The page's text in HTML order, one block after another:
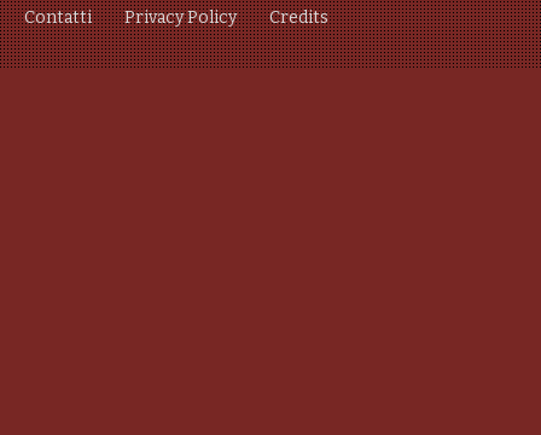
Contatti Privacy Policy Credits